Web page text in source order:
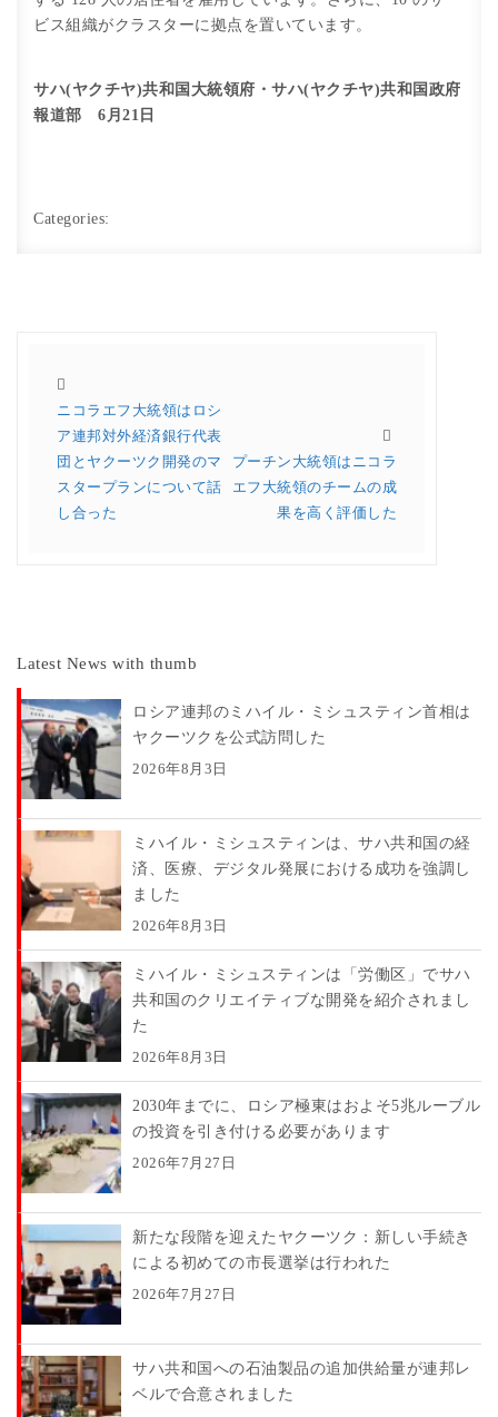
ビス組織がクラスターに拠点を置いています。
サハ(ヤクチヤ)共和国大統領府・サハ(ヤクチヤ)共和国政府
報道部 6月21日
Categories:
ニコラエフ大統領はロシ
ア連邦対外経済銀行代表
団とヤクーツク開発のマ
スタープランについて話
し合った
プーチン大統領はニコラ
エフ大統領のチームの成
果を高く評価した
Latest News with thumb
ロシア連邦のミハイル・ミシュスティン首相は
ヤクーツクを公式訪問した
2026年8月3日
ミハイル・ミシュスティンは、サハ共和国の経
済、医療、デジタル発展における成功を強調し
ました
2026年8月3日
ミハイル・ミシュスティンは「労働区」でサハ
共和国のクリエイティブな開発を紹介されまし
た
2026年8月3日
2030年までに、ロシア極東はおよそ5兆ルーブル
の投資を引き付ける必要があります
2026年7月27日
新たな段階を迎えたヤクーツク：新しい手続き
による初めての市長選挙は行われた
2026年7月27日
サハ共和国への石油製品の追加供給量が連邦レ
ベルで合意されました